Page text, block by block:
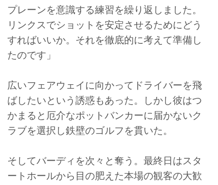
プレーンを意識する練習を繰り返しました。
リンクスでショットを安定させるためにどう
すればいいか。それを徹底的に考えて準備し
たのです」
広いフェアウェイに向かってドライバーを飛
ばしたいという誘惑もあった。しかし彼はつ
かまると厄介なポットバンカーに届かないク
ラブを選択し鉄壁のゴルフを貫いた。
そしてバーディを次々と奪う。最終日はスタ
ートホールから目の肥えた本場の観客の大歓